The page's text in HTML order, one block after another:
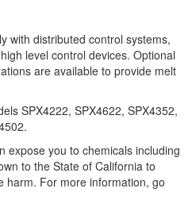
with distributed control systems,
level control devices. Optional
are available to provide melt
SPX4222, SPX4622, SPX4352,
expose you to chemicals including
to the State of California to
harm. For more information, go